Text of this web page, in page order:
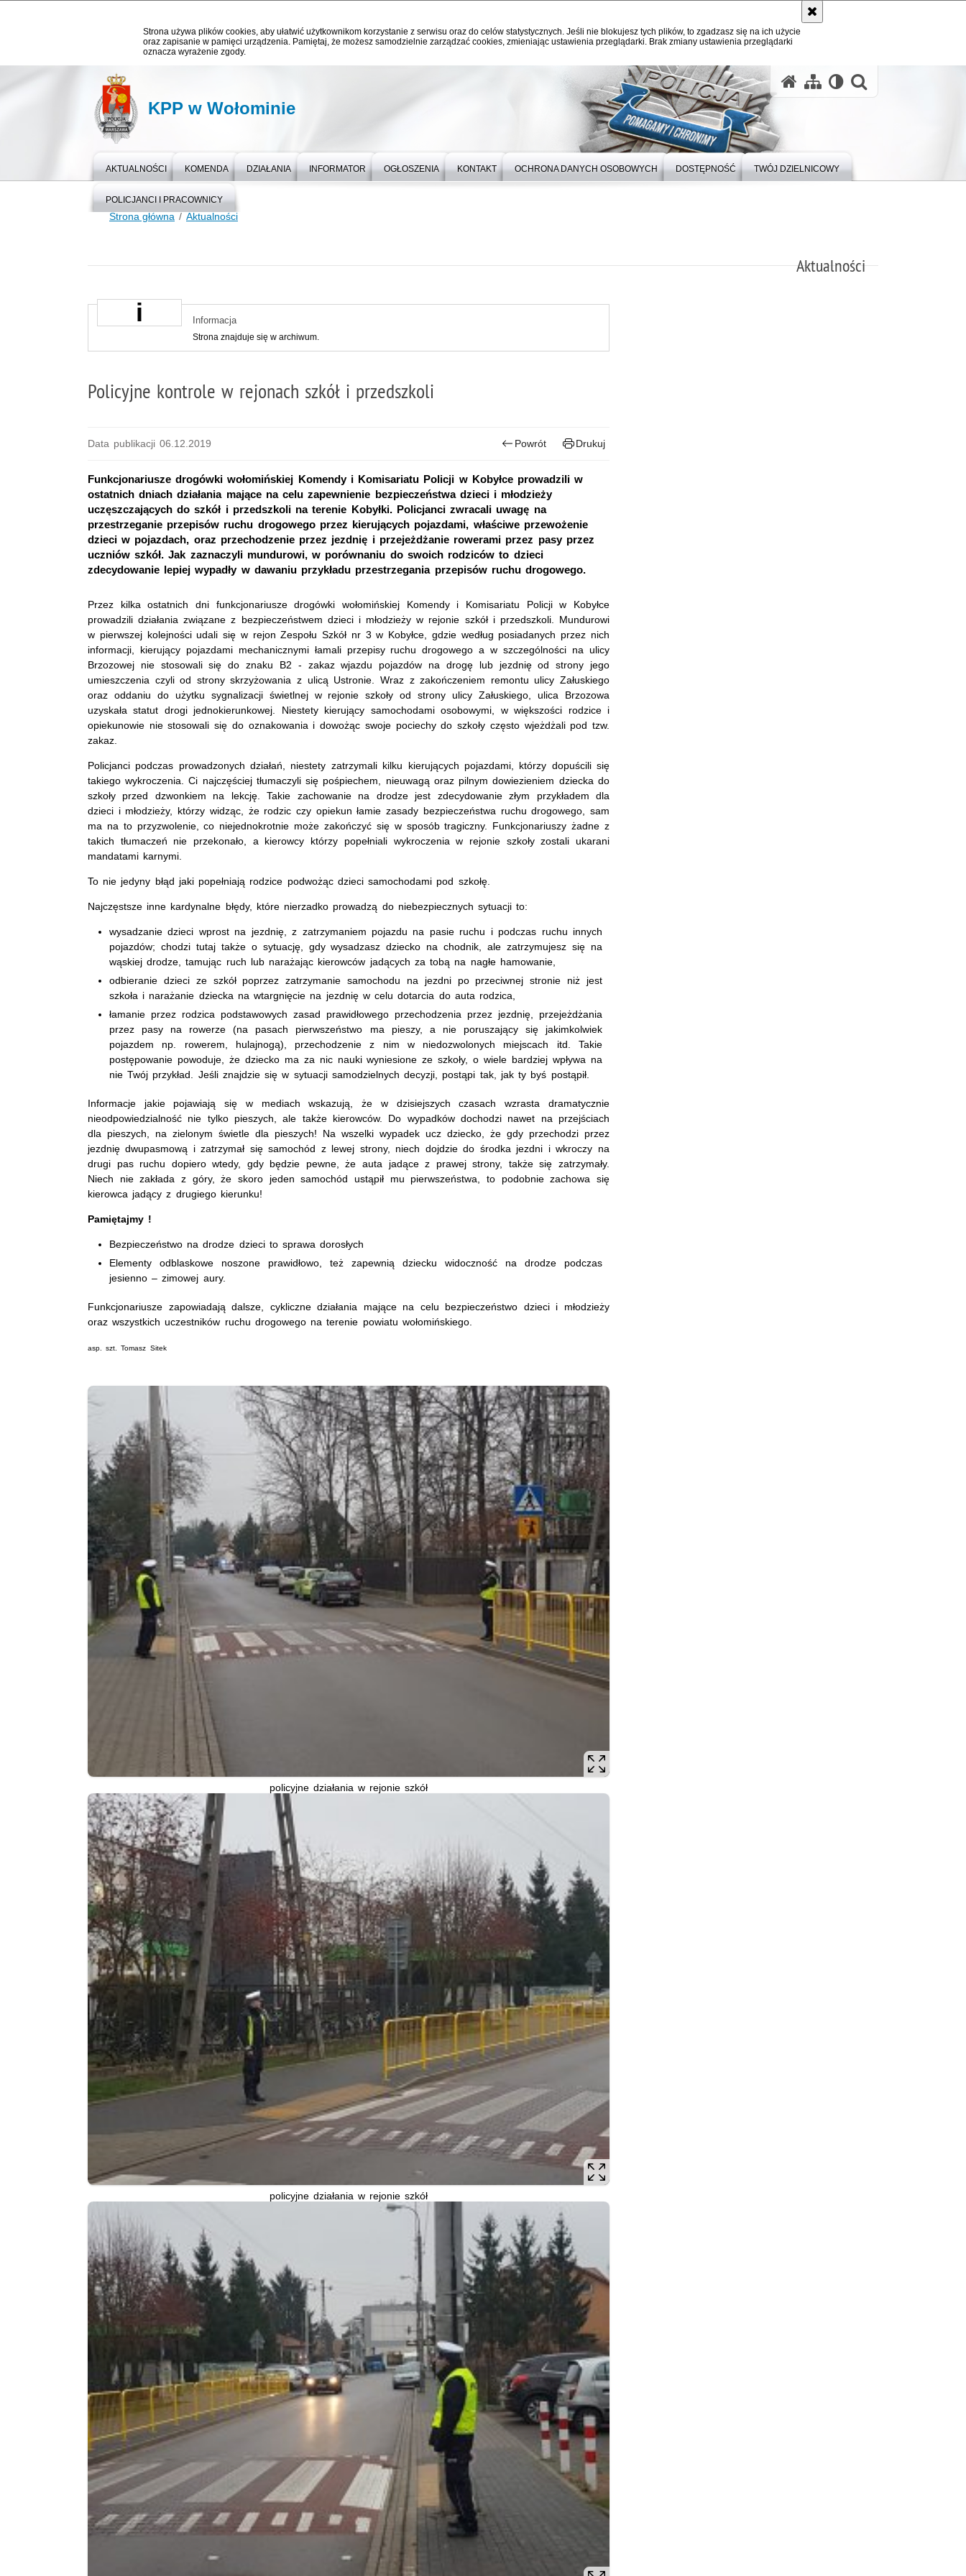
Strona używa plików cookies, aby ułatwić użytkownikom korzystanie z serwisu oraz do celów statystycznych. Jeśli nie blokujesz tych plików, to zgadzasz się na ich użycie
oraz zapisanie w pamięci urządzenia. Pamiętaj, że możesz samodzielnie zarządzać cookies, zmieniając ustawienia przeglądarki. Brak zmiany ustawienia przeglądarki
oznacza wyrażenie zgody.
KPP w Wołominie
AKTUALNOŚCI KOMENDA DZIAŁANIA INFORMATOR OGŁOSZENIA KONTAKT OCHRONA DANYCH OSOBOWYCH DOSTĘPNOŚĆ TWÓJ DZIELNICOWY
POLICJANCI I PRACOWNICY
Strona główna Aktualności
Aktualności
Informacja
Strona znajduje się w archiwum.
Policyjne kontrole w rejonach szkół i przedszkoli
Data publikacji 06.12.2019 Powrót Drukuj
Funkcjonariusze drogówki wołomińskiej Komendy i Komisariatu Policji w Kobyłce prowadzili w
ostatnich dniach działania mające na celu zapewnienie bezpieczeństwa dzieci i młodzieży
uczęszczających do szkół i przedszkoli na terenie Kobyłki. Policjanci zwracali uwagę na
przestrzeganie przepisów ruchu drogowego przez kierujących pojazdami, właściwe przewożenie
dzieci w pojazdach, oraz przechodzenie przez jezdnię i przejeżdżanie rowerami przez pasy przez
uczniów szkół. Jak zaznaczyli mundurowi, w porównaniu do swoich rodziców to dzieci
zdecydowanie lepiej wypadły w dawaniu przykładu przestrzegania przepisów ruchu drogowego.
Przez kilka ostatnich dni funkcjonariusze drogówki wołomińskiej Komendy i Komisariatu Policji w Kobyłce
prowadzili działania związane z bezpieczeństwem dzieci i młodzieży w rejonie szkół i przedszkoli. Mundurowi
w pierwszej kolejności udali się w rejon Zespołu Szkół nr 3 w Kobyłce, gdzie według posiadanych przez nich
informacji, kierujący pojazdami mechanicznymi łamali przepisy ruchu drogowego a w szczególności na ulicy
Brzozowej nie stosowali się do znaku B2 - zakaz wjazdu pojazdów na drogę lub jezdnię od strony jego
umieszczenia czyli od strony skrzyżowania z ulicą Ustronie. Wraz z zakończeniem remontu ulicy Załuskiego
oraz oddaniu do użytku sygnalizacji świetlnej w rejonie szkoły od strony ulicy Załuskiego, ulica Brzozowa
uzyskała statut drogi jednokierunkowej. Niestety kierujący samochodami osobowymi, w większości rodzice i
opiekunowie nie stosowali się do oznakowania i dowożąc swoje pociechy do szkoły często wjeżdżali pod tzw.
zakaz.
Policjanci podczas prowadzonych działań, niestety zatrzymali kilku kierujących pojazdami, którzy dopuścili się
takiego wykroczenia. Ci najczęściej tłumaczyli się pośpiechem, nieuwagą oraz pilnym dowiezieniem dziecka do
szkoły przed dzwonkiem na lekcję. Takie zachowanie na drodze jest zdecydowanie złym przykładem dla
dzieci i młodzieży, którzy widząc, że rodzic czy opiekun łamie zasady bezpieczeństwa ruchu drogowego, sam
ma na to przyzwolenie, co niejednokrotnie może zakończyć się w sposób tragiczny. Funkcjonariuszy żadne z
takich tłumaczeń nie przekonało, a kierowcy którzy popełniali wykroczenia w rejonie szkoły zostali ukarani
mandatami karnymi.
To nie jedyny błąd jaki popełniają rodzice podwożąc dzieci samochodami pod szkołę.
Najczęstsze inne kardynalne błędy, które nierzadko prowadzą do niebezpiecznych sytuacji to:
wysadzanie dzieci wprost na jezdnię, z zatrzymaniem pojazdu na pasie ruchu i podczas ruchu innych
pojazdów; chodzi tutaj także o sytuację, gdy wysadzasz dziecko na chodnik, ale zatrzymujesz się na
wąskiej drodze, tamując ruch lub narażając kierowców jadących za tobą na nagłe hamowanie,
odbieranie dzieci ze szkół poprzez zatrzymanie samochodu na jezdni po przeciwnej stronie niż jest
szkoła i narażanie dziecka na wtargnięcie na jezdnię w celu dotarcia do auta rodzica,
łamanie przez rodzica podstawowych zasad prawidłowego przechodzenia przez jezdnię, przejeżdżania
przez pasy na rowerze (na pasach pierwszeństwo ma pieszy, a nie poruszający się jakimkolwiek
pojazdem np. rowerem, hulajnogą), przechodzenie z nim w niedozwolonych miejscach itd. Takie
postępowanie powoduje, że dziecko ma za nic nauki wyniesione ze szkoły, o wiele bardziej wpływa na
nie Twój przykład. Jeśli znajdzie się w sytuacji samodzielnych decyzji, postąpi tak, jak ty byś postąpił.
Informacje jakie pojawiają się w mediach wskazują, że w dzisiejszych czasach wzrasta dramatycznie
nieodpowiedzialność nie tylko pieszych, ale także kierowców. Do wypadków dochodzi nawet na przejściach
dla pieszych, na zielonym świetle dla pieszych! Na wszelki wypadek ucz dziecko, że gdy przechodzi przez
jezdnię dwupasmową i zatrzymał się samochód z lewej strony, niech dojdzie do środka jezdni i wkroczy na
drugi pas ruchu dopiero wtedy, gdy będzie pewne, że auta jadące z prawej strony, także się zatrzymały.
Niech nie zakłada z góry, że skoro jeden samochód ustąpił mu pierwszeństwa, to podobnie zachowa się
kierowca jadący z drugiego kierunku!
Pamiętajmy !
Bezpieczeństwo na drodze dzieci to sprawa dorosłych
Elementy odblaskowe noszone prawidłowo, też zapewnią dziecku widoczność na drodze podczas
jesienno – zimowej aury.
Funkcjonariusze zapowiadają dalsze, cykliczne działania mające na celu bezpieczeństwo dzieci i młodzieży
oraz wszystkich uczestników ruchu drogowego na terenie powiatu wołomińskiego.
asp. szt. Tomasz Sitek
policyjne działania w rejonie szkół
policyjne działania w rejonie szkół